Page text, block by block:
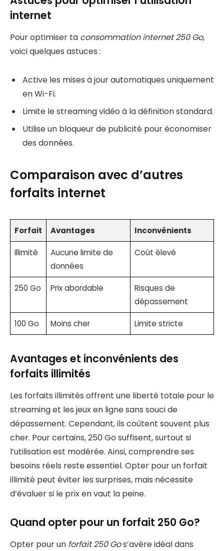
internet
Pour optimiser ta consommation internet 250 Go,
voici quelques astuces :
Active les mises à jour automatiques uniquement
en Wi-Fi.
Limite le streaming vidéo à la définition standard.
Utilise un bloqueur de publicité pour économiser
des données.
Comparaison avec d’autres
forfaits internet
Forfait Avantages Inconvénients
Illimité
Aucune limite de
données
Coût élevé
250 Go Prix abordable
Risques de
dépassement
100 Go Moins cher Limite stricte
Avantages et inconvénients des
forfaits illimités
Les forfaits illimités offrent une liberté totale pour le
streaming et les jeux en ligne sans souci de
dépassement. Cependant, ils coûtent souvent plus
cher. Pour certains, 250 Go suffisent, surtout si
l’utilisation est modérée. Ainsi, comprendre ses
besoins réels reste essentiel. Opter pour un forfait
illimité peut éviter les surprises, mais nécessite
d’évaluer si le prix en vaut la peine.
Quand opter pour un forfait 250 Go?
Opter pour un forfait 250 Gos’avère idéal dans